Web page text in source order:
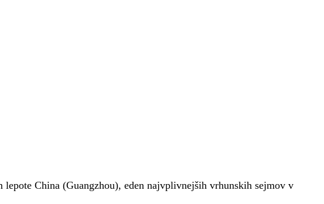
China (Guangzhou), eden najvplivnejših vrhunskih sejmov v